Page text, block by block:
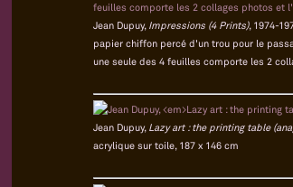
Jean Dupuy, Impressions (4 Prints), 1974-
papier chiffon percé d'un trou pour le
une seule des 4 feuilles comporte les 2
Jean Dupuy, Lazy art : the printing table
acrylique sur toile, 187 x 146 cm